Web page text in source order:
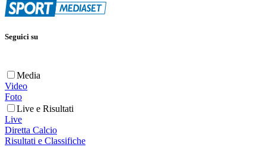
Seguici su
Media
Video
Foto
Live e Risultati
Live
Diretta Calcio
Risultati e Classifiche